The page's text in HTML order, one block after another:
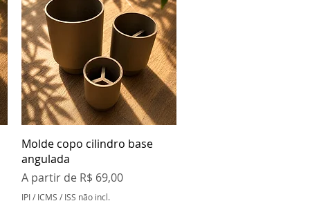
Visualização rápida
Molde copo cilindro base
angulada
A partir de R$ 69,00
Preço promocional
IPI / ICMS / ISS não incl.